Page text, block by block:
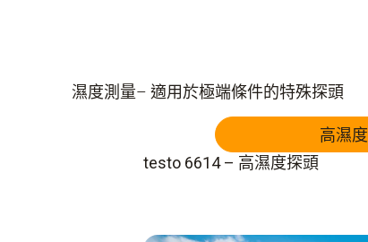
濕度測量– 適用於極端條件的特殊探頭
高濕度
testo 6614 – 高濕度探頭